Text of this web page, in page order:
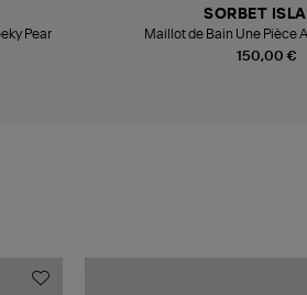
Pear
150,00 €
SORBET
Maillot de Bain Une Pièce